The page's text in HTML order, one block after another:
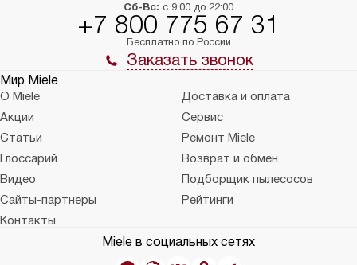
Сб-Вс: с 9:00 до 22:00
+7 800 775 67 31
Бесплатно по России
Заказать звонок
Мир Miele
О Miele
Доставка и оплата
Акции
Сервис
Статьи
Ремонт Miele
Глоссарий
Возврат и обмен
Видео
Подборщик пылесосов
Сайты-партнеры
Рейтинги
Контакты
Miele в социальных сетях